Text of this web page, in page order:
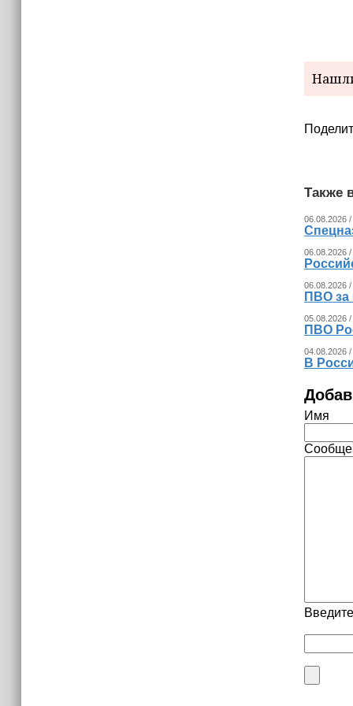
Также
06.08.2026
06.08.2026
06.08.2026
ПВО за
05.08.2026 /
ПВО
04.08.2026
В
Имя